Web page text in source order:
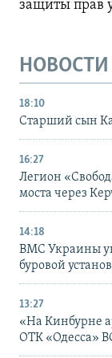
защиты прав
НОВОСТИ
18:10
Старший сын
16:27
Легион
моста через
14:18
ВМС Украины
буровой
13:27
«На Кинбурне
ОТК «Одесса»